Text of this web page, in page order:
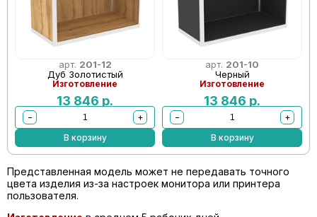
арт. 201-12
Дуб Золотистый
Изготовление
13 846 р.
−
+
В корзину
арт. 201-10
Черный
Изготовление
13 846 р.
−
+
В корзину
Представленная модель может не передавать точного
цвета изделия из-за настроек монитора или принтера
пользователя.